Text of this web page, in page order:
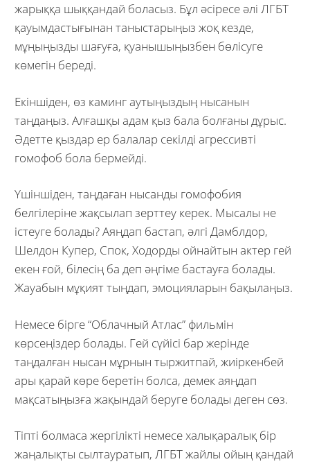
жарыққа шыққандай боласыз. Бұл әсіресе әлі ЛГБТ
қауымдастығынан таныстарыңыз жоқ кезде,
мұңыңызды шағуға, қуанышыңызбен бөлісуге
көмегін береді.
Екіншіден, өз каминг аутыңыздың нысанын
таңдаңыз. Алғашқы адам қыз бала болғаны дұрыс.
Әдетте қыздар ер балалар секілді агрессивті
гомофоб бола бермейді.
Үшіншіден, таңдаған нысанды гомофобия
белгілеріне жақсылап зерттеу керек. Мысалы не
істеуге болады? Аяңдап бастап, әлгі Дамблдор,
Шелдон Купер, Спок, Ходорды ойнайтын актер гей
екен ғой, білесің ба деп әңгіме бастауға болады.
Жауабын мұқият тыңдап, эмоцияларын бақылаңыз.
Немесе бірге “Облачный Атлас” фильмін
көрсеңіздер болады. Гей сүйісі бар жерінде
таңдалған нысан мұрнын тыржитпай, жиіркенбей
ары қарай көре беретін болса, демек аяңдап
мақсатыңызға жақындай беруге болады деген сөз.
Тіпті болмаса жергілікті немесе халықаралық бір
жаңалықты сылтауратып, ЛГБТ жайлы ойың қандай